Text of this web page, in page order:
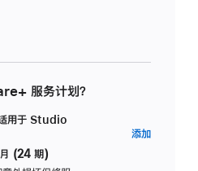
服务计划？
用于 Studio
(24 期)
添加